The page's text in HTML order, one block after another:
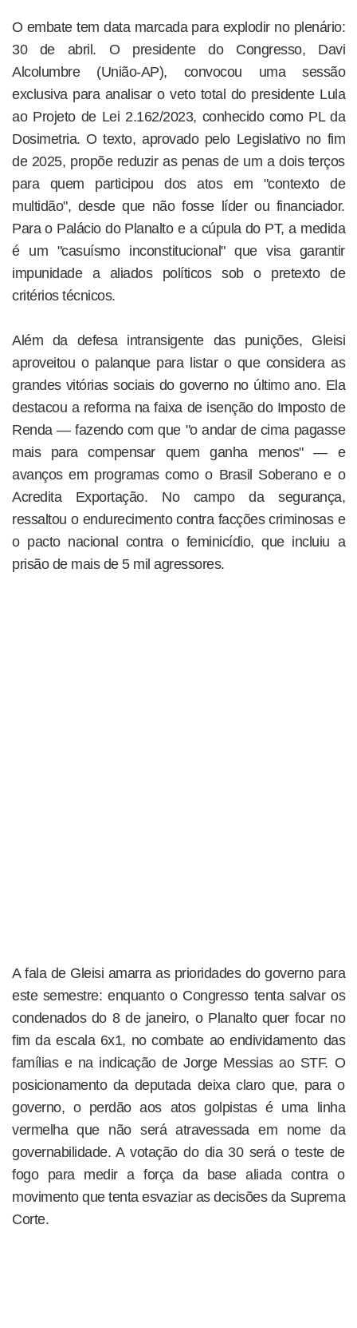
O embate tem data marcada para explodir no plenário:
30 de abril. O presidente do Congresso, Davi
Alcolumbre (União-AP), convocou uma sessão
exclusiva para analisar o veto total do presidente Lula
ao Projeto de Lei 2.162/2023, conhecido como PL da
Dosimetria. O texto, aprovado pelo Legislativo no fim
de 2025, propõe reduzir as penas de um a dois terços
para quem participou dos atos em "contexto de
multidão", desde que não fosse líder ou financiador.
Para o Palácio do Planalto e a cúpula do PT, a medida
é um "casuísmo inconstitucional" que visa garantir
impunidade a aliados políticos sob o pretexto de
critérios técnicos.
Além da defesa intransigente das punições, Gleisi
aproveitou o palanque para listar o que considera as
grandes vitórias sociais do governo no último ano. Ela
destacou a reforma na faixa de isenção do Imposto de
Renda — fazendo com que "o andar de cima pagasse
mais para compensar quem ganha menos" — e
avanços em programas como o Brasil Soberano e o
Acredita Exportação. No campo da segurança,
ressaltou o endurecimento contra facções criminosas e
o pacto nacional contra o feminicídio, que incluiu a
prisão de mais de 5 mil agressores.
A fala de Gleisi amarra as prioridades do governo para
este semestre: enquanto o Congresso tenta salvar os
condenados do 8 de janeiro, o Planalto quer focar no
fim da escala 6x1, no combate ao endividamento das
famílias e na indicação de Jorge Messias ao STF. O
posicionamento da deputada deixa claro que, para o
governo, o perdão aos atos golpistas é uma linha
vermelha que não será atravessada em nome da
governabilidade. A votação do dia 30 será o teste de
fogo para medir a força da base aliada contra o
movimento que tenta esvaziar as decisões da Suprema
Corte.